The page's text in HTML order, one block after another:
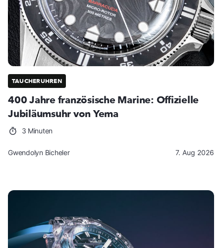
TAUCHERUHREN
400 Jahre französische Marine: Offizielle
Jubiläumsuhr von Yema
3 Minuten
Gwendolyn Bicheler 7. Aug 2026